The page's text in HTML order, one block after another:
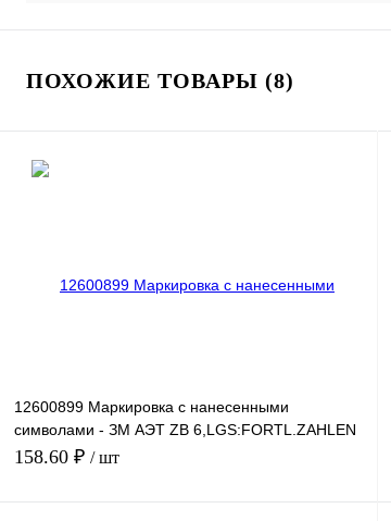
ПОХОЖИЕ ТОВАРЫ (8)
12600899 Маркировка с нанесенными
символами - ЗМ АЭТ ZB 6,LGS:FORTL.ZAHLEN
41-50
158.60 ₽ / шт